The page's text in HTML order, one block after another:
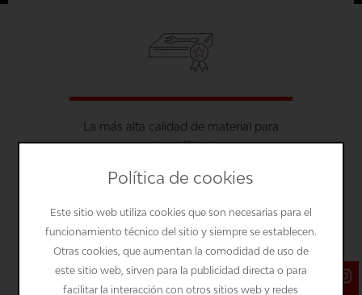
Comparta su opinión con otros clientes
Los campos marcados con * son obligatorios.
La más alta calidad de material para
durabilidad
Política de cookies
Este sitio web utiliza cookies que son necesarias para el
funcionamiento técnico del sitio y siempre se establecen.
Otras cookies, que aumentan la comodidad de uso de
este sitio web, sirven para la publicidad directa o para
facilitar la interacción con otros sitios web y redes